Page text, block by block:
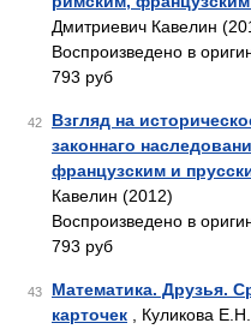
Дмитриевич Кавелин
Воспроизведено в
793 руб
42
Взгляд на
законнаго
французским и
Кавелин (2012)
Воспроизведено в
793 руб
43
Математика. Друзья.
карточек , Куликова